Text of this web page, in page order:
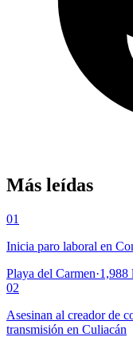
Más leídas
01
Inicia paro laboral en
Playa del Carmen·1,988
02
Asesinan al creador de
transmisión en Culiacán